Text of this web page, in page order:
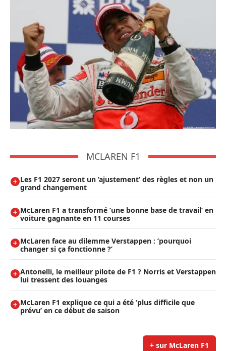
MCLAREN F1
Les F1 2027 seront un ’ajustement’ des règles et non un
grand changement
McLaren F1 a transformé ’une bonne base de travail’ en
voiture gagnante en 11 courses
McLaren face au dilemme Verstappen : ’pourquoi
changer si ça fonctionne ?’
Antonelli, le meilleur pilote de F1 ? Norris et Verstappen
lui tressent des louanges
McLaren F1 explique ce qui a été ’plus difficile que
prévu’ en ce début de saison
+ sur McLaren F1